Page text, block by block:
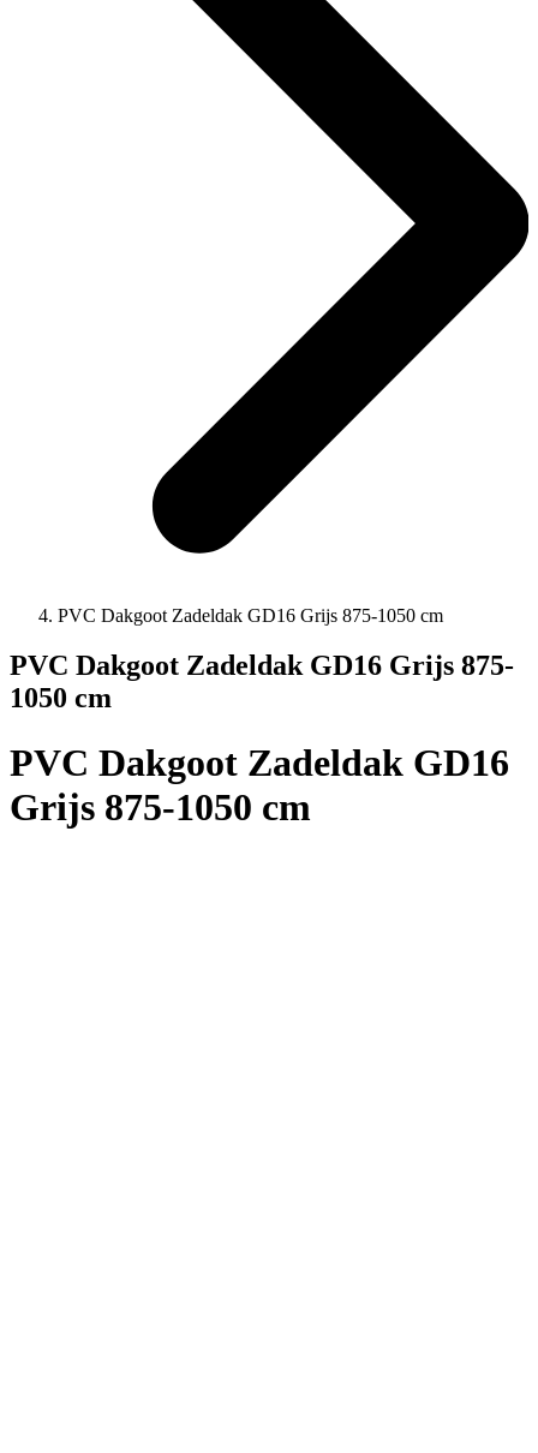
PVC Dakgoot Zadeldak GD16 Grijs 875-1050 cm
PVC Dakgoot Zadeldak GD16 Grijs 875-
1050 cm
PVC Dakgoot Zadeldak GD16
Grijs 875-1050 cm